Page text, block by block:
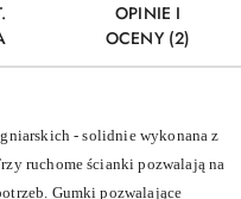
OPINIE I
OCENY (2)
- solidnie wykonana z
ruchome ścianki pozwalają na
Gumki pozwalające